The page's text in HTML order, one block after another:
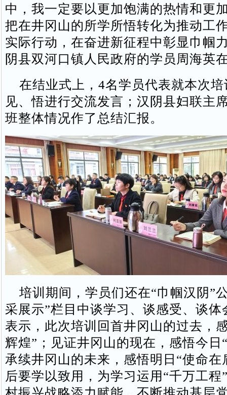
中，我一定要以更加饱满的热情和更
把在井冈山的所学所悟转化为推动工
实际行动，在奋进新征程中彰显巾帼
阴县双河口镇人民政府的学员周海英
在结业式上，4名学员代表就本次培
见、悟进行交流发言；汉阴县妇联主
班整体情况作了总结汇报。
培训期间，学员们还在“巾帼汉阴”
采展示”栏目中谈学习、谈感受、谈体
表示，此次培训回首井冈山的过去，
辉煌”；见证井冈山的现在，感悟今日
承续井冈山的未来，感悟明日“使命在
后要学以致用，为学习运用“千万工程